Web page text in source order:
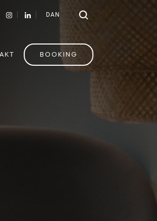
DAN
BOOKING